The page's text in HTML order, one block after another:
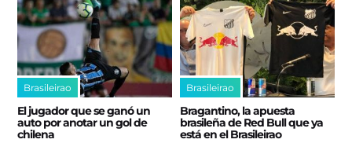
Brasileirao
El jugador que se ganó un
auto por anotar un gol de
chilena
Brasileirao
Bragantino, la apuesta
brasileña de Red Bull que ya
está en el Brasileirao